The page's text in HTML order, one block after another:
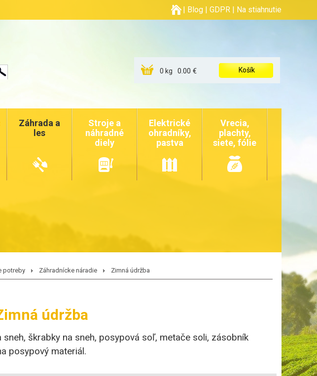
| Blog | GDPR | Na stiahnutie
0 kg 0.00 € Košík
Záhrada a
les
Stroje a
náhradné
diely
Elektrické
ohradníky,
pastva
Vrecia,
plachty,
siete, fólie
potreby Záhradnícke náradie Zimná údržba
údržba
škrabky na sneh, posypová soľ, metače soli, zásobník
posypový materiál.